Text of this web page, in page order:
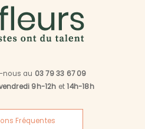
nous au 03 79 33 67 09
9h-12h et14h-18h
Fréquentes